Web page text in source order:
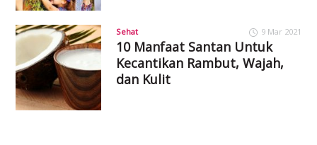
Sehat 9 Mar 2021
10 Manfaat Santan Untuk
Kecantikan Rambut, Wajah,
dan Kulit